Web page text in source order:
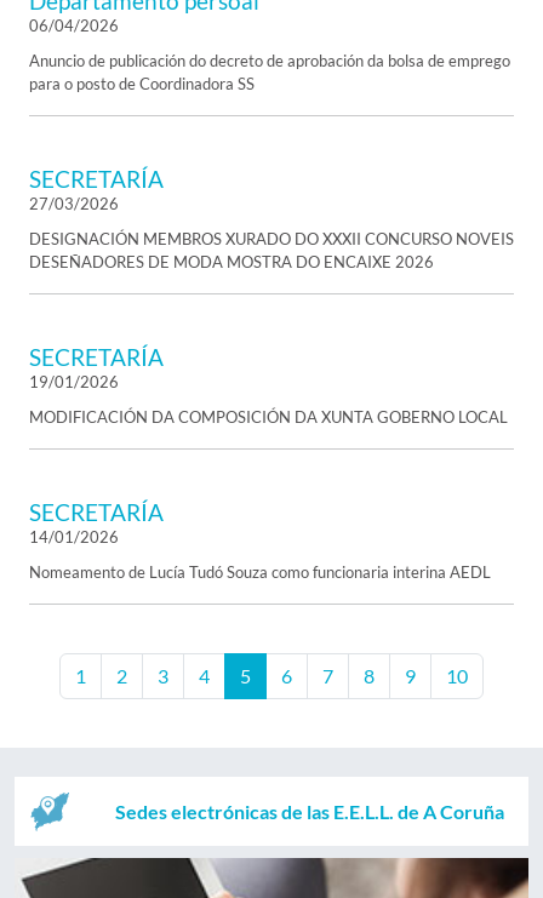
06/04/2026
Anuncio de publicación do decreto de aprobación da bolsa de emprego
para o posto de Coordinadora SS
SECRETARÍA
27/03/2026
DESIGNACIÓN MEMBROS XURADO DO XXXII CONCURSO NOVEIS
DESEÑADORES DE MODA MOSTRA DO ENCAIXE 2026
SECRETARÍA
19/01/2026
MODIFICACIÓN DA COMPOSICIÓN DA XUNTA GOBERNO LOCAL
SECRETARÍA
14/01/2026
Nomeamento de Lucía Tudó Souza como funcionaria interina AEDL
1 2 3 4 5 6 7 8 9 10
Sedes electrónicas de las E.E.L.L. de A Coruña